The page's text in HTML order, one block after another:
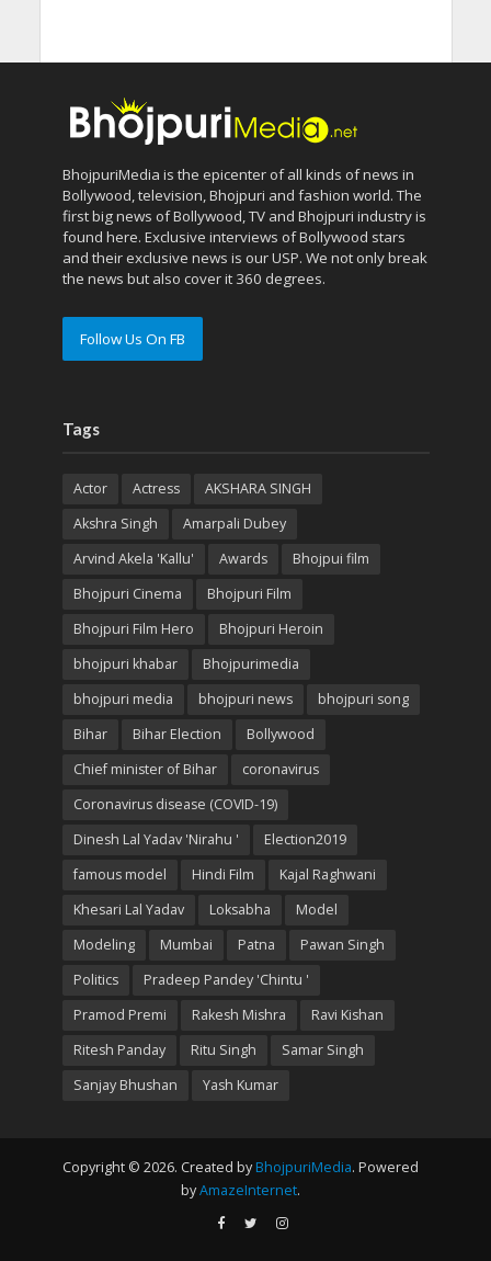
BhojpuriMedia is the epicenter of all kinds of news in
Bollywood, television, Bhojpuri and fashion world. The
first big news of Bollywood, TV and Bhojpuri industry is
found here. Exclusive interviews of Bollywood stars
and their exclusive news is our USP. We not only break
the news but also cover it 360 degrees.
Follow Us On FB
Tags
Actor Actress
AKSHARA SINGH
Akshra Singh
Amarpali Dubey
Arvind Akela 'Kallu'
Awards
Bhojpui film
Bhojpuri Cinema
Bhojpuri Film
Bhojpuri Film Hero
Bhojpuri Heroin
bhojpuri khabar
Bhojpurimedia
bhojpuri media
bhojpuri news
bhojpuri song
Bihar
Bihar Election
Bollywood
Chief minister of Bihar
coronavirus
Coronavirus disease (COVID-19)
Dinesh Lal Yadav 'Nirahu '
Election2019
famous model
Hindi Film
Kajal Raghwani
Khesari Lal Yadav
Loksabha
Model
Modeling
Mumbai Patna
Pawan Singh
Politics
Pradeep Pandey 'Chintu '
Pramod Premi
Rakesh Mishra
Ravi Kishan
Ritesh Panday
Ritu Singh
Samar Singh
Sanjay Bhushan
Yash Kumar
Copyright © 2026. Created by BhojpuriMedia. Powered
byAmazeInternet.